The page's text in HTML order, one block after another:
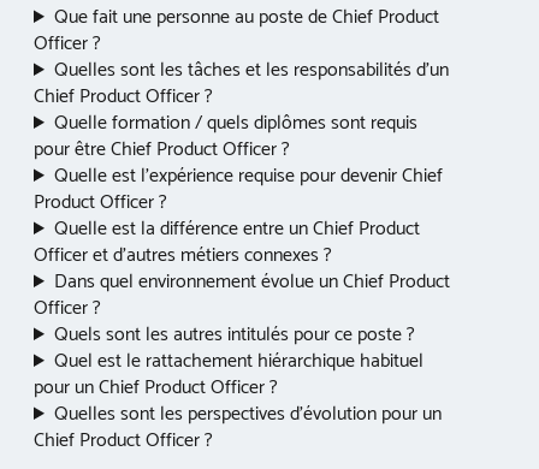
Que fait une personne au poste de Chief Product
Officer ?
Quelles sont les tâches et les responsabilités d’un
Chief Product Officer ?
Quelle formation / quels diplômes sont requis
pour être Chief Product Officer ?
Quelle est l’expérience requise pour devenir Chief
Product Officer ?
Quelle est la différence entre un Chief Product
Officer et d’autres métiers connexes ?
Dans quel environnement évolue un Chief Product
Officer ?
Quels sont les autres intitulés pour ce poste ?
Quel est le rattachement hiérarchique habituel
pour un Chief Product Officer ?
Quelles sont les perspectives d’évolution pour un
Chief Product Officer ?